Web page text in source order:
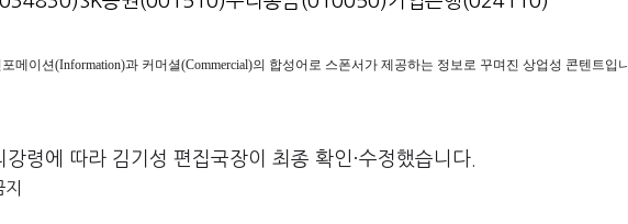
메이션(Information)과 커머셜(Commercial)의 합성어로 스폰서가 제공하는 정보로 꾸며진 상업성 콘텐트입니
령에 따라 김기성 편집국장이 최종 확인·수정했습니다.